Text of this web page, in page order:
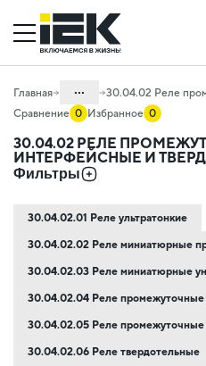
Главная ...
Каталог
30. Автоматизация зданий
Сравнение 0 Избранное 0
30.04.02 РЕЛЕ
ИНТЕРФЕЙСНЫЕ И
Фильтры
30.04.02.01 Реле ультратонкие
30.04.02.02 Реле миниатюрные
30.04.02.03 Реле миниатюрные
30.04.02.04 Реле
30.04.02.05 Реле
30.04.02.06 Реле твердотельные